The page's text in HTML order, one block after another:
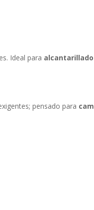
Ideal para
pensado para